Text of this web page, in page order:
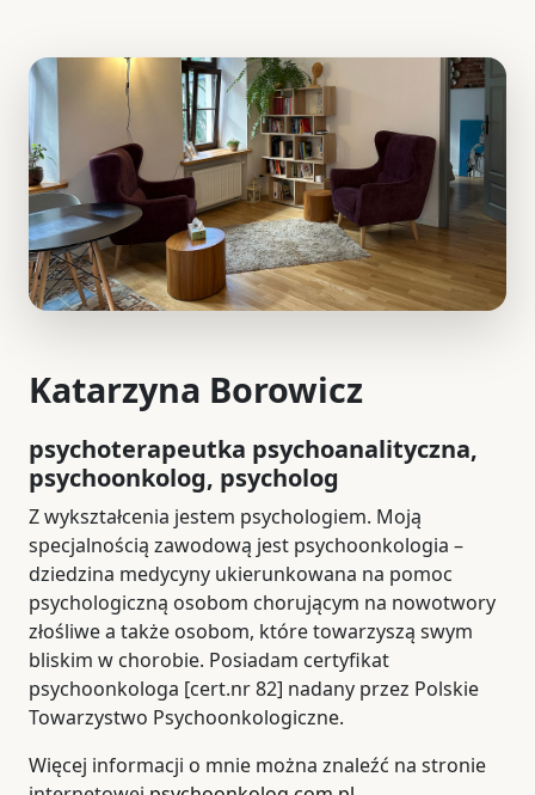
Katarzyna Borowicz
psychoterapeutka psychoanalityczna,
psychoonkolog, psycholog
Z wykształcenia jestem psychologiem. Moją
specjalnością zawodową jest psychoonkologia –
dziedzina medycyny ukierunkowana na pomoc
psychologiczną osobom chorującym na nowotwory
złośliwe a także osobom, które towarzyszą swym
bliskim w chorobie. Posiadam certyfikat
psychoonkologa [cert.nr 82] nadany przez Polskie
Towarzystwo Psychoonkologiczne.
Więcej informacji o mnie można znaleźć na stronie